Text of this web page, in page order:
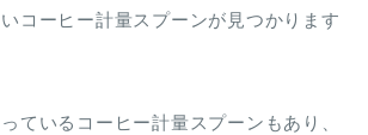
コーヒー計量スプーンが見つかります
ているコーヒー計量スプーンもあり、